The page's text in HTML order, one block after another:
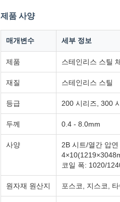
제품 사양
매개변수 세부 정보
제품 스테인리스 스틸
재질 스테인리스 스틸
등급 200 시리즈, 300
두께 0.4 - 8.0mm
사양
2B 시트/열간 압
코일 폭: 1020/
원자재 원산지 포스코, 지스코,